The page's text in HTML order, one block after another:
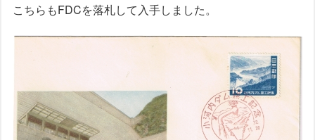
こちらもFDCを落札して入手しました。